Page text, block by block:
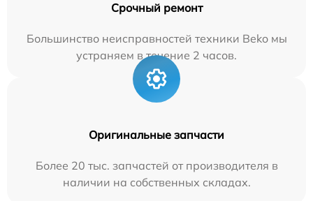
Срочный ремонт
Большинство неисправностей техники Beko мы
устраняем в течение 2 часов.
Оригинальные запчасти
Более 20 тыс. запчастей от производителя в
наличии на собственных складах.